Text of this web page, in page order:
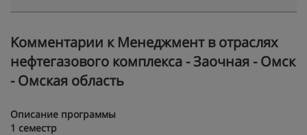
Kомментарии к Менеджмент в отраслях
нефтегазового комплекса - Заочная - Омск
- Омская область
Описание программы
1 семестр